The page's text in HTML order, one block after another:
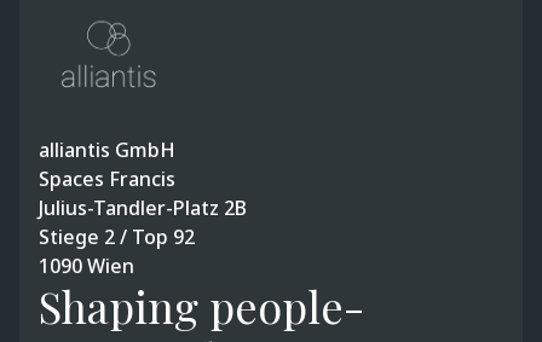
alliantis GmbH
Spaces Francis
Julius-Tandler-Platz 2B
Stiege 2 / Top 92
1090 Wien
Shaping people-